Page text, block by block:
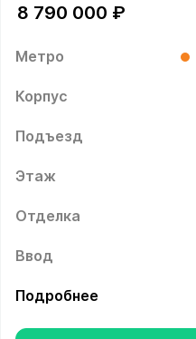
8 790 000 ₽
Метро
Корпус
Подъезд
Этаж
Отделка
Ввод
Подробнее